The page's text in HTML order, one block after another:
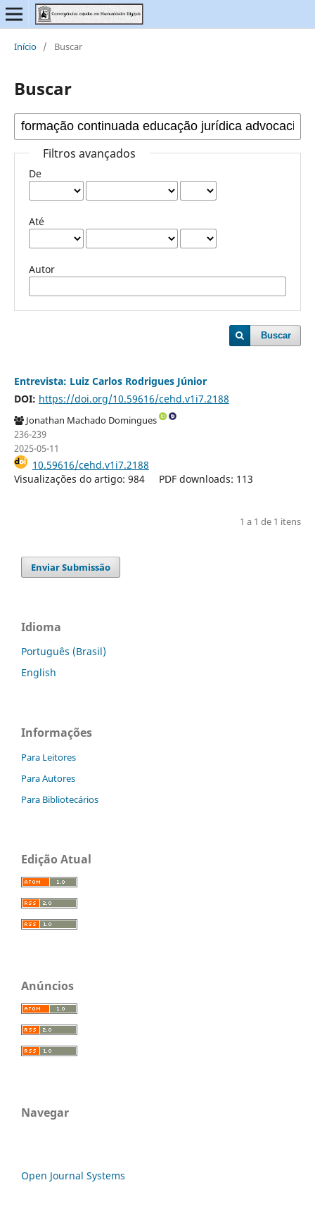
Início / Buscar
Buscar
Filtros avançados
De
Até
Autor
Buscar
Entrevista: Luiz Carlos Rodrigues Júnior
DOI: https://doi.org/10.59616/cehd.v1i7.2188
Jonathan Machado Domingues
236-239
2025-05-11
10.59616/cehd.v1i7.2188
Visualizações do artigo: 984
PDF downloads: 113
1 a 1 de 1 itens
Enviar Submissão
Idioma
Português (Brasil)
English
Informações
Para Leitores
Para Autores
Para Bibliotecários
Edição Atual
Anúncios
Navegar
Open Journal Systems